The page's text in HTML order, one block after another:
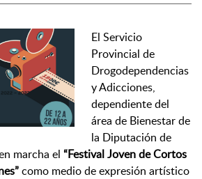
El Servicio
Provincial de
Drogodependencias
y Adicciones,
dependiente del
área de Bienestar de
la Diputación de
marcha el “Festival Joven de Cortos
como medio de expresión artístico